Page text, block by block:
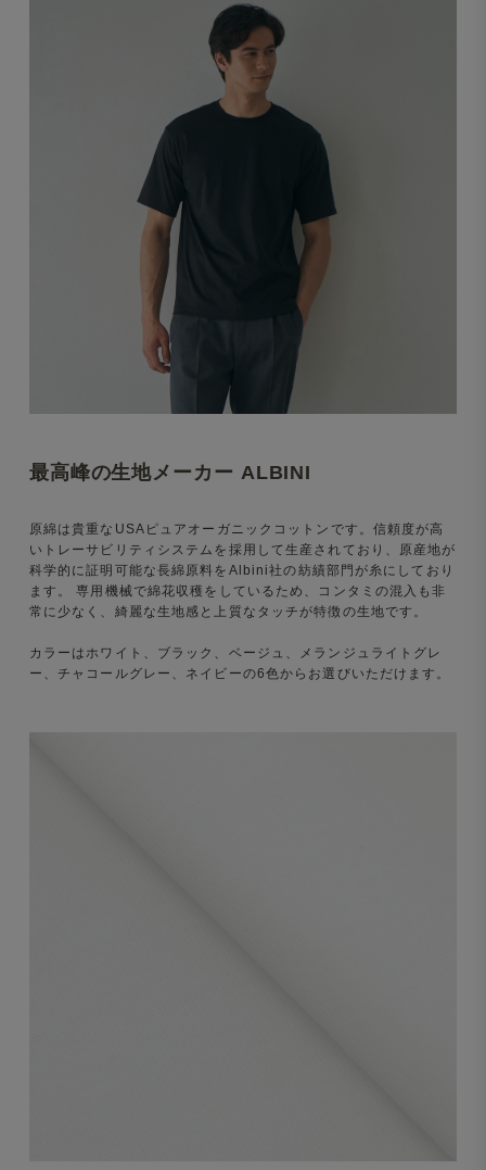
最高峰の生地メーカー ALBINI
原綿は貴重なUSAピュアオーガニックコットンです。信頼度が高
いトレーサビリティシステムを採用して生産されており、原産地が
科学的に証明可能な長綿原料をAlbini社の紡績部門が糸にしており
ます。 専用機械で綿花収穫をしているため、コンタミの混入も非
常に少なく、綺麗な生地感と上質なタッチが特徴の生地です。
カラーはホワイト、ブラック、ベージュ、メランジュライトグレ
ー、チャコールグレー、ネイビーの6色からお選びいただけます。